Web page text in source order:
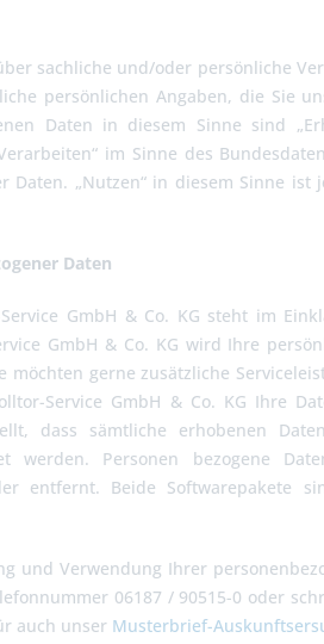
sachliche und/oder persönliche
persönlichen Angaben, die Sie
Daten in diesem Sinne sind
im Sinne des
Daten. „Nutzen“ in diesem Sinne
Daten
GmbH & Co. KG steht im
GmbH & Co. KG wird Ihre
möchten gerne zusätzliche
Service GmbH & Co. KG Ihre
dass sämtliche erhobenen
werden. Personen bezogene
entfernt. Beide Softwarepakete
und Verwendung Ihrer
06187 / 90515-0 oder
auch unser Musterbrief-